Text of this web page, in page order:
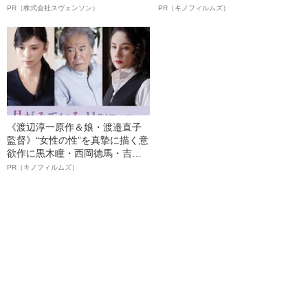
オイ”や“ベタつき”を解消す
ト”が生み出した徹底ケアとは
PR（株式会社スヴェンソン）
ルインタビュー“観客を魅了した
PR（キノフィルムズ）
《渡辺淳一原作＆娘・渡邉直子
監督》“女性の性”を真摯に描く意
欲作に黒木瞳・西岡德馬・吉田
羊が出演決定！《映画『月がみ
PR（キノフィルムズ）